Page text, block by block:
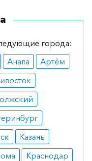
– 3 раза в
препарату или
города:
Анапа
Артём
Казань
Краснодар